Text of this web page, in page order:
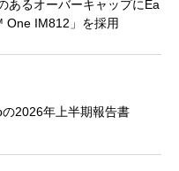
あるオーバーキャップにEa
IM812」を採用
2026年上半期報告書